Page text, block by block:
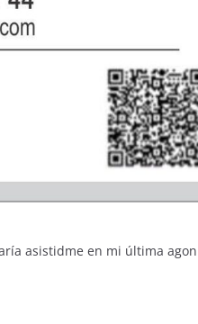
asistidme en mi última